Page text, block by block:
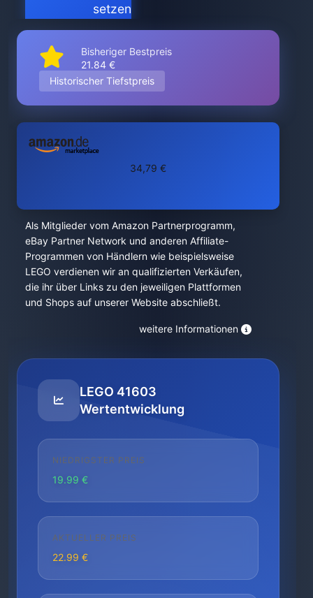
setzen
Bisheriger Bestpreis
21.84 €
Historischer Tiefstpreis
34,79 €
Als Mitglieder vom Amazon Partnerprogramm,
eBay Partner Network und anderen Affiliate-
Programmen von Händlern wie beispielsweise
LEGO verdienen wir an qualifizierten Verkäufen,
die ihr über Links zu den jeweiligen Plattformen
und Shops auf unserer Website abschließt.
weitere Informationen
LEGO 41603
Wertentwicklung
NIEDRIGSTER PREIS
19.99 €
AKTUELLER PREIS
22.99 €